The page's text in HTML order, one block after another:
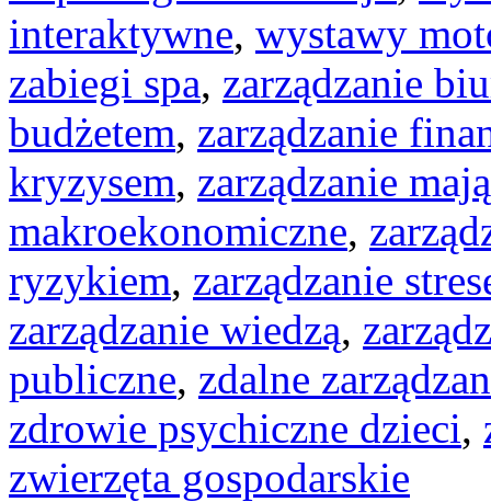
interaktywne, wystawy
zabiegi spa, zarządzanie
budżetem, zarządzanie
kryzysem, zarządzanie
makroekonomiczne,
ryzykiem, zarządzanie
zarządzanie wiedzą,
publiczne, zdalne
zdrowie psychiczne dzieci,
zwierzęta gospodarskie